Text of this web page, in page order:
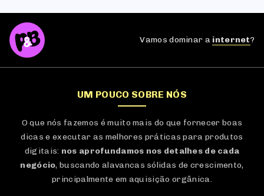
Vamos dominar a internet?
UM POUCO SOBRE NÓS
O que nós fazemos é muito mais do que fornecer boas
dicas e executar as melhores práticas para produtos
digitais: nos aprofundamos nos detalhes de cada
negócio, buscando alavancas sólidas de crescimento,
principalmente em aquisição orgânica.